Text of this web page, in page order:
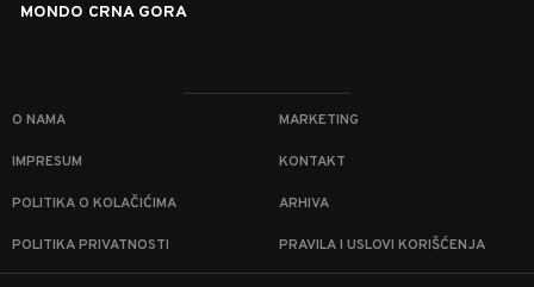
MONDO CRNA GORA
O NAMA MARKETING
IMPRESUM KONTAKT
POLITIKA O KOLAČIĆIMA ARHIVA
POLITIKA PRIVATNOSTI PRAVILA I USLOVI KORIŠĆENJA